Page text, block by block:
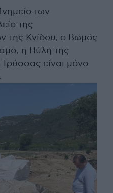
των
της
της Κνίδου, ο Βωμός
η Πύλη της
είναι μόνο